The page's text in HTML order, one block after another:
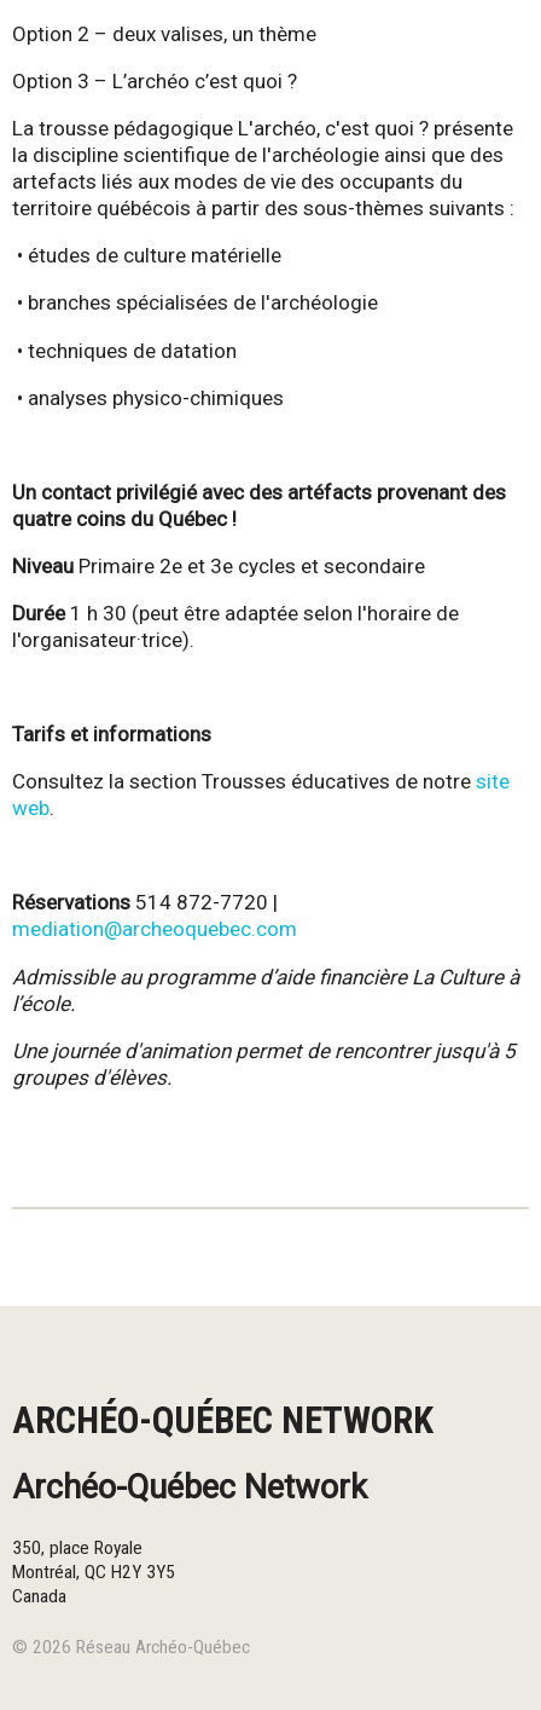
Option 2 – deux valises, un thème
Option 3 – L’archéo c’est quoi ?
La trousse pédagogique L'archéo, c'est quoi ? présente
la discipline scientifique de l'archéologie ainsi que des
artefacts liés aux modes de vie des occupants du
territoire québécois à partir des sous-thèmes suivants :
• études de culture matérielle
• branches spécialisées de l'archéologie
• techniques de datation
• analyses physico-chimiques
Un contact privilégié avec des artéfacts provenant des
quatre coins du Québec !
Niveau Primaire 2e et 3e cycles et secondaire
Durée1 h 30 (peut être adaptée selon l'horaire de
l'organisateur·trice).
Tarifs et informations
Consultez la section Trousses éducatives de notre site
web.
Réservatio ns 514 872-7720 |
mediation@archeoquebec.com
Admissible au programme d’aide financière La Culture à
l’école.
Une journée d'animation permet de rencontrer jusqu'à 5
groupes d'élèves.
ARCHÉO-QUÉBEC NETWORK
Archéo-Québec Network
350, place Royale
Montréal, QC H2Y 3Y5
Canada
© 2026 Réseau Archéo-Québec